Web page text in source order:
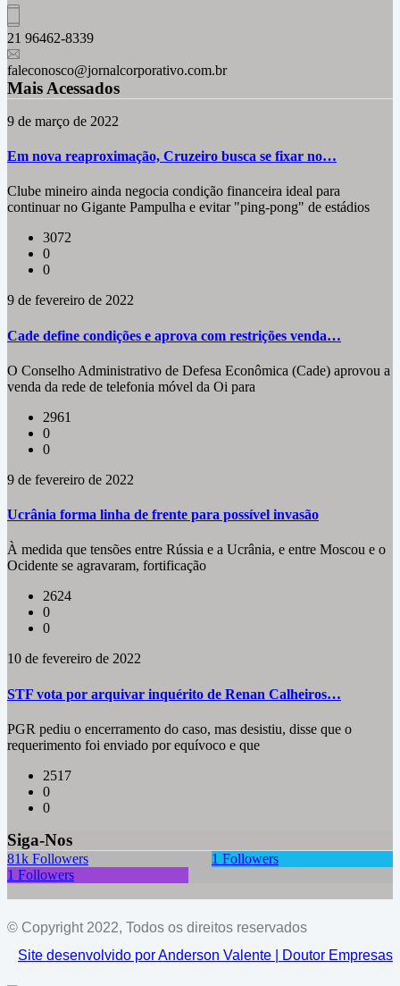
21 96462-8339
faleconosco@jornalcorporativo.com.br
Mais Acessados
9 de março de 2022
Em nova reaproximação, Cruzeiro busca se fixar no…
Clube mineiro ainda negocia condição financeira ideal para
continuar no Gigante Pampulha e evitar "ping-pong" de estádios
3072
0
0
9 de fevereiro de 2022
Cade define condições e aprova com restrições venda…
O Conselho Administrativo de Defesa Econômica (Cade) aprovou a
venda da rede de telefonia móvel da Oi para
2961
0
0
9 de fevereiro de 2022
Ucrânia forma linha de frente para possível invasão
À medida que tensões entre Rússia e a Ucrânia, e entre Moscou e o
Ocidente se agravaram, fortificação
2624
0
0
10 de fevereiro de 2022
STF vota por arquivar inquérito de Renan Calheiros…
PGR pediu o encerramento do caso, mas desistiu, disse que o
requerimento foi enviado por equívoco e que
2517
0
0
Siga-Nos
81k Followers 1 Followers
1 Followers
© Copyright 2022, Todos os direitos reservados
Site desenvolvido por Anderson Valente | Doutor Empresas